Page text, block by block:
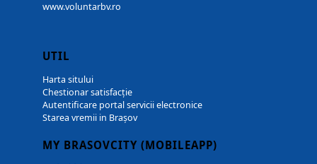
www.voluntarbv.ro
UTIL
Harta sitului
Chestionar satisfacție
Autentificare portal servicii electronice
Starea vremii in Brașov
MY BRASOVCITY (MOBILEAPP)